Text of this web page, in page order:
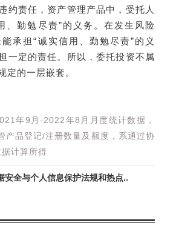
约责任，资产管理产品中，受托人
、勤勉尽责”的义务。在发生风险
承担“诚实信用、勤勉尽责”的义
一定的责任。所以，委托投资不属
定的一层嵌套。
年9月-2022年8月月度统计数据，
产品登记/注册数量及额度，系通过协
计算所得
安全与个人信息保护法规和热点..